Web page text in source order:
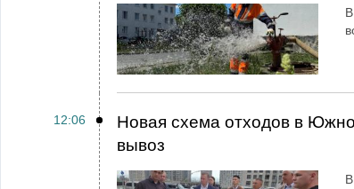
12:06
Новая схема отходов в
вывоз